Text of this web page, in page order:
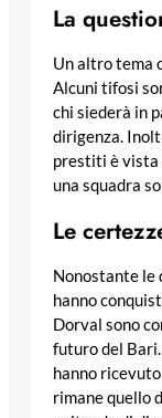
La
Un altro tema
Alcuni tifosi
chi siederà in
dirigenza.
prestiti è vista
una squadra
Le
Nonostante le
hanno
Dorval sono
futuro del
hanno
rimane quello